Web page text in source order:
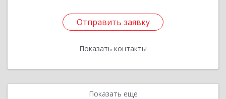
Отправить заявку
Показать контакты
Отправить заявку
Назад
Показать еще